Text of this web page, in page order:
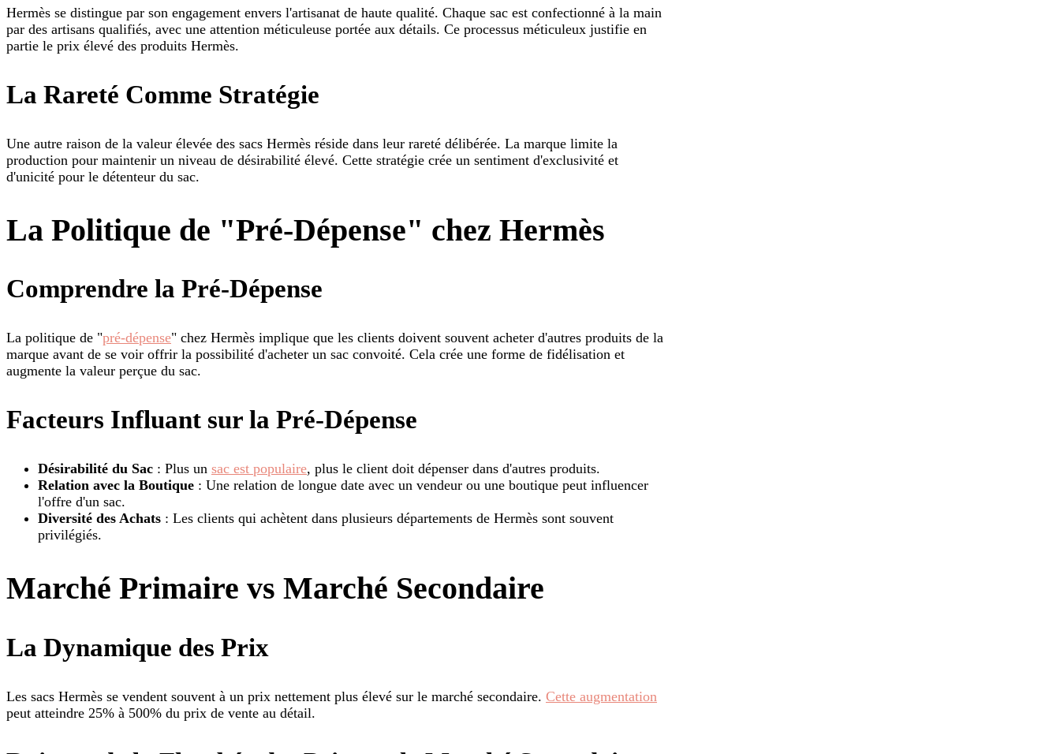
Hermès se distingue par son engagement envers l'artisanat de haute qualité. Chaque sac est confectionné à la main
par des artisans qualifiés, avec une attention méticuleuse portée aux détails. Ce processus méticuleux justifie en
partie le prix élevé des produits Hermès.
La Rareté Comme Stratégie
Une autre raison de la valeur élevée des sacs Hermès réside dans leur rareté délibérée. La marque limite la
production pour maintenir un niveau de désirabilité élevé. Cette stratégie crée un sentiment d'exclusivité et
d'unicité pour le détenteur du sac.
La Politique de "Pré-Dépense" chez Hermès
Comprendre la Pré-Dépense
La politique de "pré-dépense" chez Hermès implique que les clients doivent souvent acheter d'autres produits de la
marque avant de se voir offrir la possibilité d'acheter un sac convoité. Cela crée une forme de fidélisation et
augmente la valeur perçue du sac.
Facteurs Influant sur la Pré-Dépense
Désirabilité du Sac : Plus un sac est populaire, plus le client doit dépenser dans d'autres produits.
Relation avec la Boutique : Une relation de longue date avec un vendeur ou une boutique peut influencer
l'offre d'un sac.
Diversité des Achats : Les clients qui achètent dans plusieurs départements de Hermès sont souvent
privilégiés.
Marché Primaire vs Marché Secondaire
La Dynamique des Prix
Les sacs Hermès se vendent souvent à un prix nettement plus élevé sur le marché secondaire. Cette augmentation
peut atteindre 25% à 500% du prix de vente au détail.